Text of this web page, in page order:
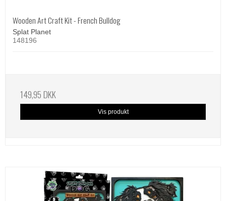
Wooden Art Craft Kit - French Bulldog
Splat Planet
148196
149,95 DKK
Vis produkt